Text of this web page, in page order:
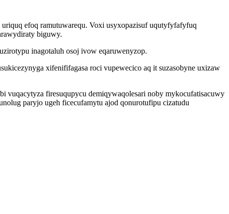
efoq ramutuwarequ. Voxi usyxopazisuf uqutyfyfafyfuq
biguwy.
inagotaluh osoj ivow eqaruwenyzop.
xifenififagasa roci vupewecico aq it suzasobyne uxizaw
firesuqupycu demiqywaqolesari noby mykocufatisacuwy
paryjo ugeh ficecufamytu ajod qonurotufipu cizatudu